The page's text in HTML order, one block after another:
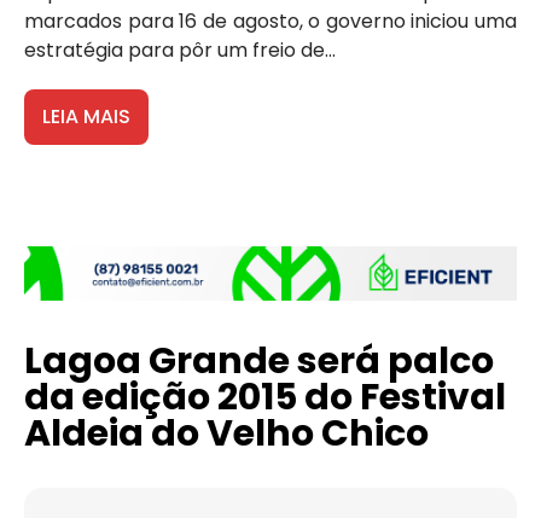
marcados para 16 de agosto, o governo iniciou uma
estratégia para pôr um freio de...
LEIA MAIS
Lagoa Grande será palco
da edição 2015 do Festival
Aldeia do Velho Chico